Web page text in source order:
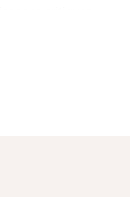
caractéristiques
inscrits au